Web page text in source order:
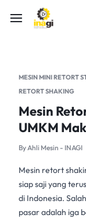
MESIN MINI RETORT
RETORT SHAKING
Mesin
UMKM
ByAhli Mesin - INAGI
Mesin retort
siap saji yang
di Indonesia.
pasar adalah iga